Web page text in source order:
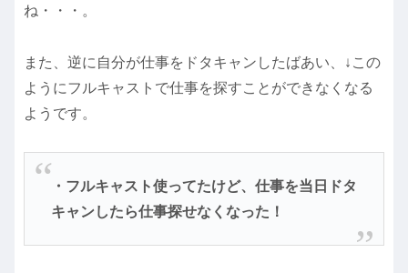
ね・・・。
また、逆に自分が仕事をドタキャンしたばあい、↓この
ようにフルキャストで仕事を探すことができなくなる
ようです。
・フルキャスト使ってたけど、仕事を当日ドタ
キャンしたら仕事探せなくなった！